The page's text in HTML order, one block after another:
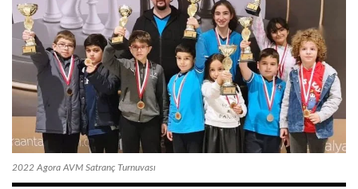
2022 Agora AVM Satranç Turnuvası